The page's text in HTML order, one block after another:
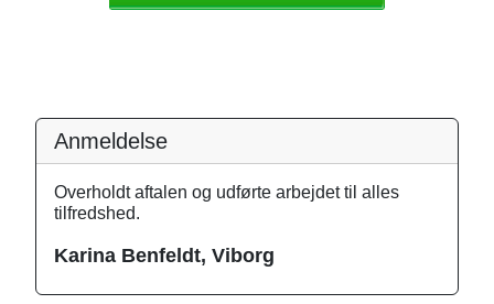
Anmeldelse
Overholdt aftalen og udførte arbejdet til alles
tilfredshed.
Karina Benfeldt, Viborg